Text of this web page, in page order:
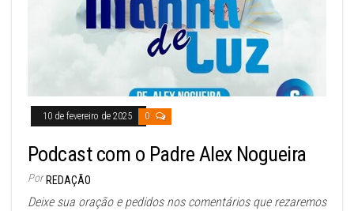
10 de fevereiro de 2025 0
Podcast com o Padre Alex Nogueira
Por REDAÇÃO
Deixe sua oração e pedidos nos comentários que rezaremos